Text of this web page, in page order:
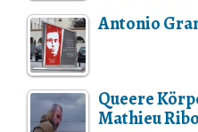
Antonio
Queere
Mathieu